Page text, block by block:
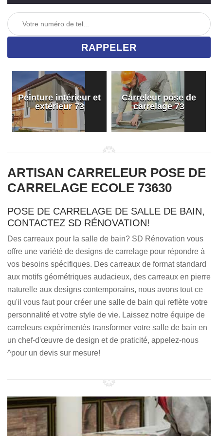
Peinture intérieur et
extérieur 73
Carreleur pose de
carrelage 73
ARTISAN CARRELEUR POSE DE
CARRELAGE ECOLE 73630
POSE DE CARRELAGE DE SALLE DE BAIN,
CONTACTEZ SD RÉNOVATION!
Des carreaux pour la salle de bain? SD Rénovation vous
offre une variété de designs de carrelage pour répondre à
vos besoins spécifiques. Des carreaux de format standard
aux motifs géométriques audacieux, des carreaux en pierre
naturelle aux designs contemporains, nous avons tout ce
qu'il vous faut pour créer une salle de bain qui reflète votre
personnalité et votre style de vie. Laissez notre équipe de
carreleurs expérimentés transformer votre salle de bain en
un chef-d'œuvre de design et de praticité, appelez-nous
^pour un devis sur mesure!